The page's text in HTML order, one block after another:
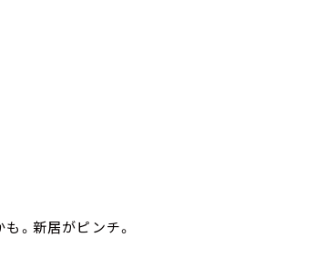
。新居がピンチ。